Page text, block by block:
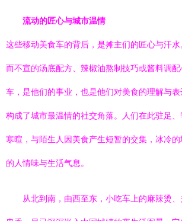
流动的匠心与城市温情
这些移动美食车的背后，是摊主们的匠心与汗
而不宣的汤底配方、辣椒油熬制技巧或酱料调
车，是他们的事业，也是他们对美食的理解与
构成了城市最温情的社交角落。人们在此驻足
寒暄，与陌生人因美食产生短暂的交集，冰冷
的人情味与生活气息。
从北到南，由西至东，小吃车上的麻辣烫